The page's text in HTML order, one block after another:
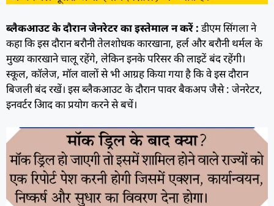
ब्लैकआउट के दौरान जेनरेटर का इस्तेमाल न करें :डीएम सिंगला ने
कहा कि इस दौरान बरौनी तेलशोधक कारखाना, हर्ल और बरौनी थर्मल के
मुख्य कारखाने चालू रहेंगे, लेकिन इनके परिसर की लाइटें बंद रहेंगी।
स्कूल, कॉलेज, मॉल वालों से भी आग्रह किया गया है कि वे इस दौरान
बिजली बंद रखें। इस ब्लैकआउट के दौरान पावर बैकअप जैसे : जेनरेटर,
इनवर्टर आिद का प्रयोग करने से बचें।